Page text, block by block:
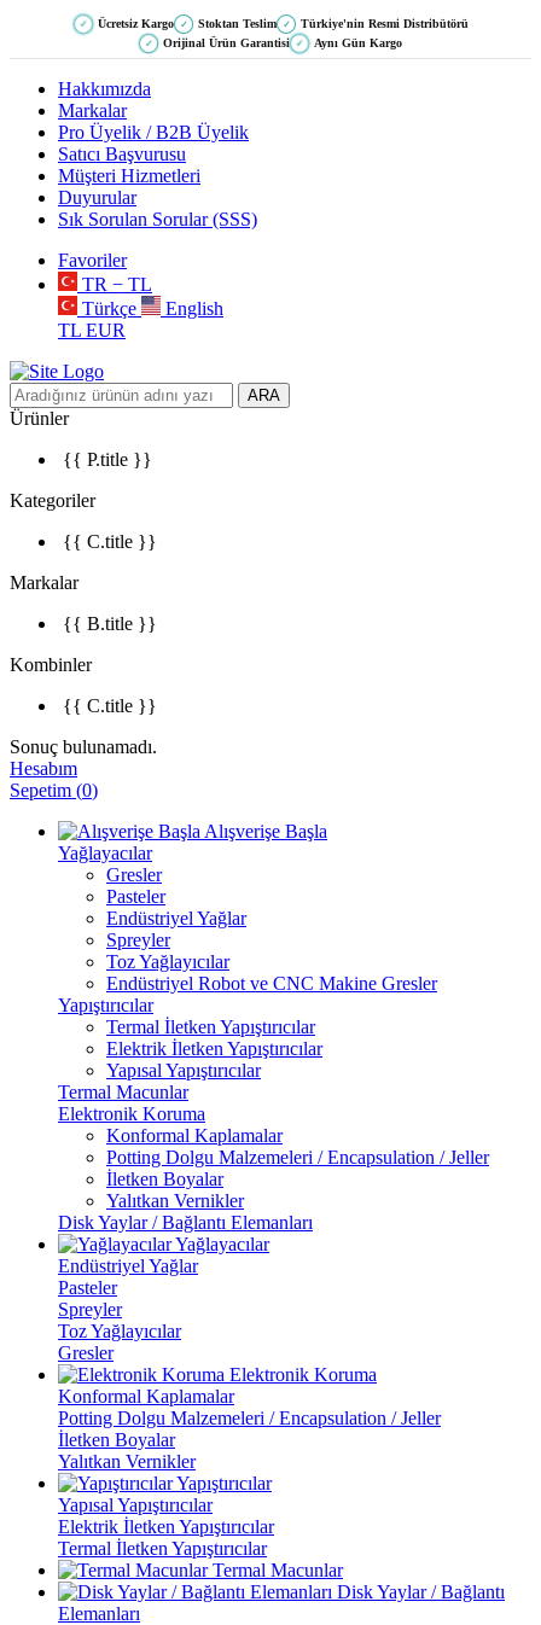
✓ Ücretsiz Kargo ✓ Stoktan Teslim ✓ Türkiye'nin Resmi Distribütörü
✓ Orijinal Ürün Garantisi ✓ Aynı Gün Kargo
Hakkımızda
Markalar
Pro Üyelik / B2B Üyelik
Satıcı Başvurusu
Müşteri Hizmetleri
Duyurular
Sık Sorulan Sorular (SSS)
Favoriler
TR − TL
Türkçe
English
TL EUR
ARA
Ürünler
{{ P.title }}
Kategoriler
{{ C.title }}
Markalar
{{ B.title }}
Kombinler
{{ C.title }}
Sonuç bulunamadı.
Hesabım
Sepetim (0)
Alışverişe Başla
Yağlayacılar
Gresler
Pasteler
Endüstriyel Yağlar
Spreyler
Toz Yağlayıcılar
Endüstriyel Robot ve CNC Makine Gresler
Yapıştırıcılar
Termal İletken Yapıştırıcılar
Elektrik İletken Yapıştırıcılar
Yapısal Yapıştırıcılar
Termal Macunlar
Elektronik Koruma
Konformal Kaplamalar
Potting Dolgu Malzemeleri / Encapsulation / Jeller
İletken Boyalar
Yalıtkan Vernikler
Disk Yaylar / Bağlantı Elemanları
Yağlayacılar
Endüstriyel Yağlar
Pasteler
Spreyler
Toz Yağlayıcılar
Gresler
Elektronik Koruma
Konformal Kaplamalar
Potting Dolgu Malzemeleri / Encapsulation / Jeller
İletken Boyalar
Yalıtkan Vernikler
Yapıştırıcılar
Yapısal Yapıştırıcılar
Elektrik İletken Yapıştırıcılar
Termal İletken Yapıştırıcılar
Termal Macunlar
Disk Yaylar / Bağlantı
Elemanları